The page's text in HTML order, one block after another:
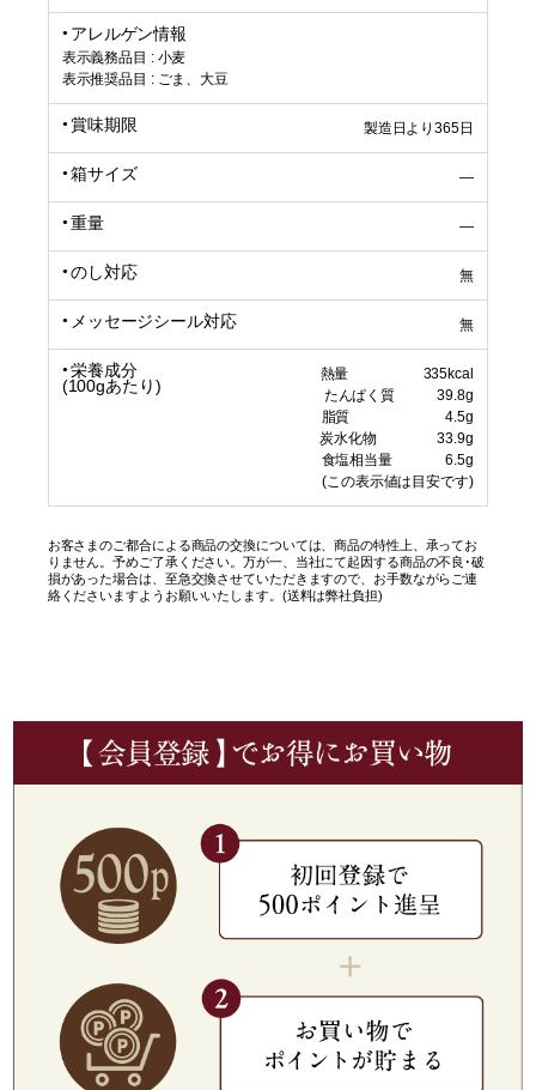
アレルゲン情報
表示義務品目 : 小麦
表示推奨品目 : ごま、大豆
賞味期限 製造日より365日
箱サイズ ―
重量 ―
のし対応 無
メッセージシール対応 無
栄養成分
(100gあたり)
熱量 335kcal
たんぱく質 39.8g
脂質 4.5g
炭水化物 33.9g
食塩相当量 6.5g
(この表示値は目安です)
お客さまのご都合による商品の交換については、商品の特性上、承ってお
りません。予めご了承ください。万が一、当社にて起因する商品の不良･破
損があった場合は、至急交換させていただきますので、お手数ながらご連
絡くださいますようお願いいたします。(送料は弊社負担)